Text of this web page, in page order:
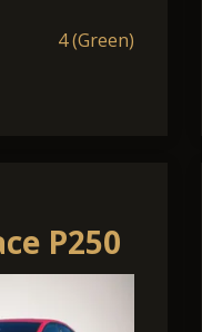
4 (Green)
P250
SE